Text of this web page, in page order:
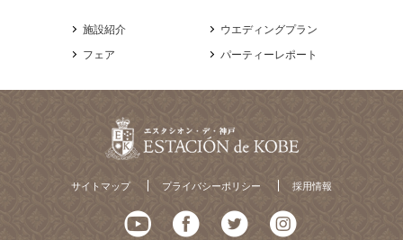
施設紹介
ウエディングプラン
フェア
パーティーレポート
サイトマップ プライバシーポリシー 採用情報